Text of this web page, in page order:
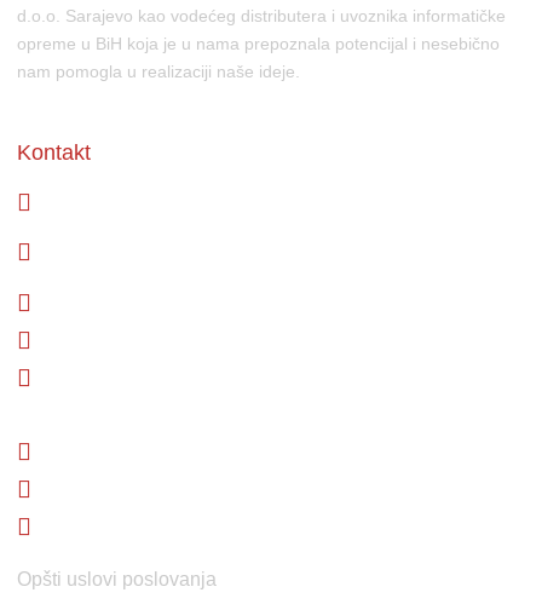
Opšti uslovi poslovanja
Kontakt
d.o.o. Sarajevo kao vodećeg distributera i uvoznika informatičke
opreme u BiH koja je u nama prepoznala potencijal i nesebično
nam pomogla u realizaciji naše ideje.